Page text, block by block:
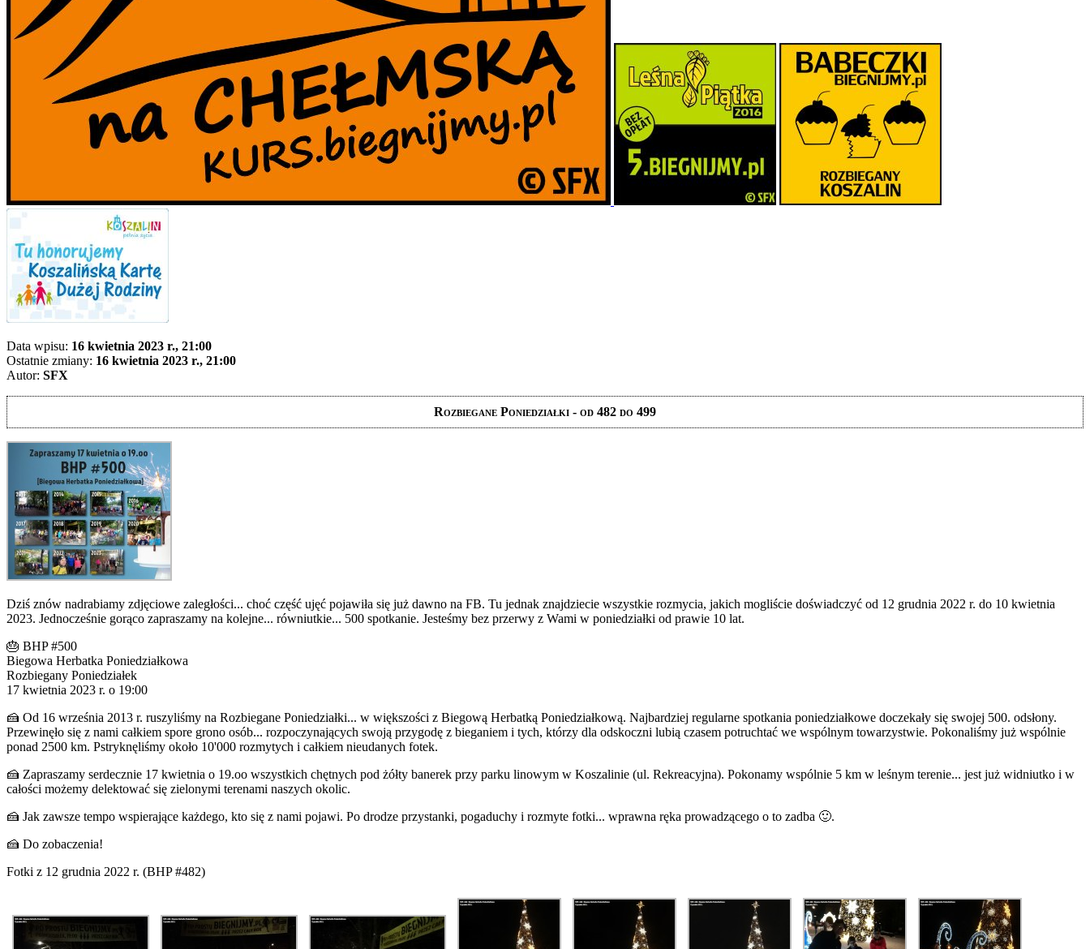
Data wpisu: 16 kwietnia 2023 r., 21:00
Ostatnie zmiany: 16 kwietnia 2023 r., 21:00
Autor: SFX
Rozbiegane Poniedziałki - od 482 do 499
Dziś znów nadrabiamy zdjęciowe zaległości... choć część ujęć pojawiła się już dawno na FB. Tu jednak znajdziecie wszystkie rozmycia, jakich mogliście doświadczyć od 12 grudnia 2022 r. do 10 kwietnia
2023. Jednocześnie gorąco zapraszamy na kolejne... równiutkie... 500 spotkanie. Jesteśmy bez przerwy z Wami w poniedziałki od prawie 10 lat.
🎂 BHP #500
Biegowa Herbatka Poniedziałkowa
Rozbiegany Poniedziałek
17 kwietnia 2023 r. o 19:00
🍰 Od 16 września 2013 r. ruszyliśmy na Rozbiegane Poniedziałki... w większości z Biegową Herbatką Poniedziałkową. Najbardziej regularne spotkania poniedziałkowe doczekały się swojej 500. odsłony.
Przewinęło się z nami całkiem spore grono osób... rozpoczynających swoją przygodę z bieganiem i tych, którzy dla odskoczni lubią czasem potruchtać we wspólnym towarzystwie. Pokonaliśmy już wspólnie
ponad 2500 km. Pstryknęliśmy około 10'000 rozmytych i całkiem nieudanych fotek.
🍰 Zapraszamy serdecznie 17 kwietnia o 19.oo wszystkich chętnych pod żółty banerek przy parku linowym w Koszalinie (ul. Rekreacyjna). Pokonamy wspólnie 5 km w leśnym terenie... jest już widniutko i w
całości możemy delektować się zielonymi terenami naszych okolic.
🍰 Jak zawsze tempo wspierające każdego, kto się z nami pojawi. Po drodze przystanki, pogaduchy i rozmyte fotki... wprawna ręka prowadzącego o to zadba 🙂.
🍰 Do zobaczenia!
Fotki z 12 grudnia 2022 r. (BHP #482)